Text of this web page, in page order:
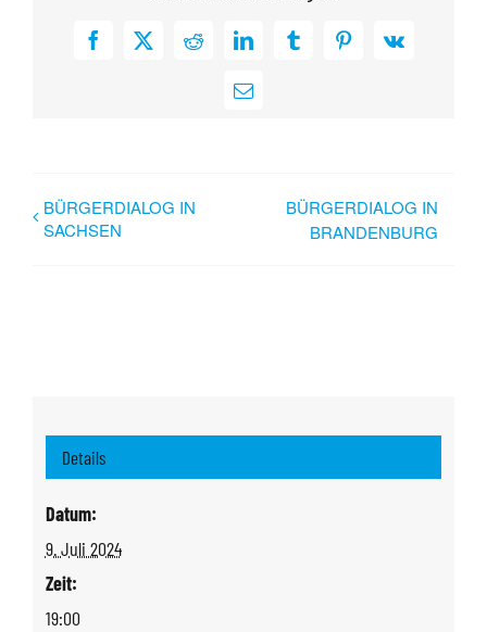
Facebook
X RedditLinkedInTumblrPinterest
Vk
E-
BÜRGERDIALOG IN
SACHSEN
BÜRGERDIALOG IN
BRANDENBURG
Details
Datum:
9. Juli 2024
Zeit:
19:00